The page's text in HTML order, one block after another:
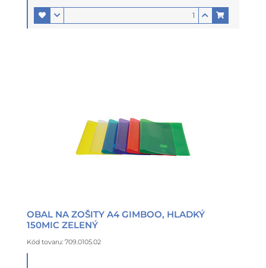
OBAL NA ZOŠITY A4 GIMBOO, HLADKÝ
150MIC ZELENÝ
Kód tovaru: 709.0105.02